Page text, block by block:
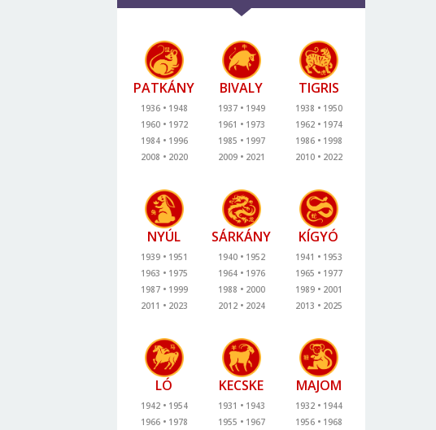
PATKÁNY
1936
1948
1960
1972
1984
1996
2008
2020
BIVALY
1937
1949
1961
1973
1985
1997
2009
2021
TIGRIS
1938
1950
1962
1974
1986
1998
2010
2022
NYÚL
1939
1951
1963
1975
1987
1999
2011
2023
SÁRKÁNY
1940
1952
1964
1976
1988
2000
2012
2024
KÍGYÓ
1941
1953
1965
1977
1989
2001
2013
2025
LÓ
1942
1954
1966
1978
KECSKE
1931
1943
1955
1967
MAJOM
1932
1944
1956
1968